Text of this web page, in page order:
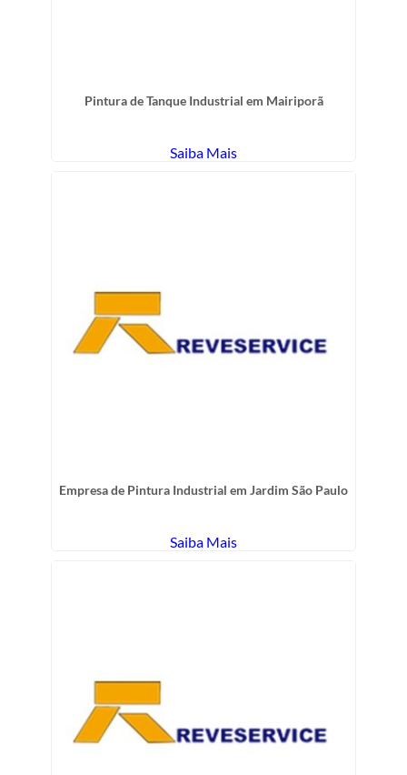
Pintura de Tanque Industrial em Mairiporã
Saiba Mais
Empresa de Pintura Industrial em Jardim São Paulo
Saiba Mais